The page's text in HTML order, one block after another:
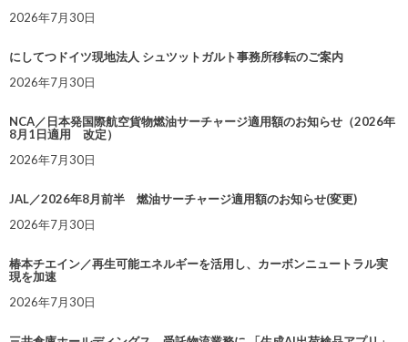
2026年7月30日
にしてつドイツ現地法人 シュツットガルト事務所移転のご案内
2026年7月30日
NCA／日本発国際航空貨物燃油サーチャージ適用額のお知らせ（2026年
8月1日適用 改定）
2026年7月30日
JAL／2026年8月前半 燃油サーチャージ適用額のお知らせ(変更)
2026年7月30日
椿本チエイン／再生可能エネルギーを活用し、カーボンニュートラル実
現を加速
2026年7月30日